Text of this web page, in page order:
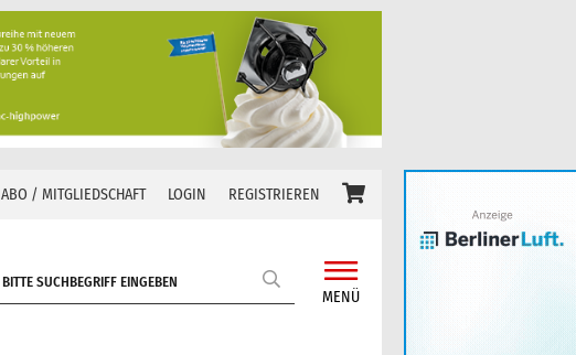
ABO / MITGLIEDSCHAFT LOGIN REGISTRIEREN
MENÜ